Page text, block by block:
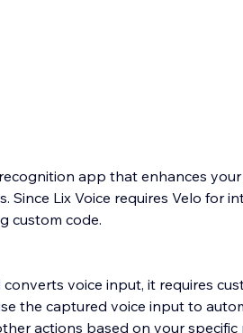
app that enhances your
Lix Voice requires Velo for
custom code.
voice input, it requires
the captured voice input to
actions based on your specific